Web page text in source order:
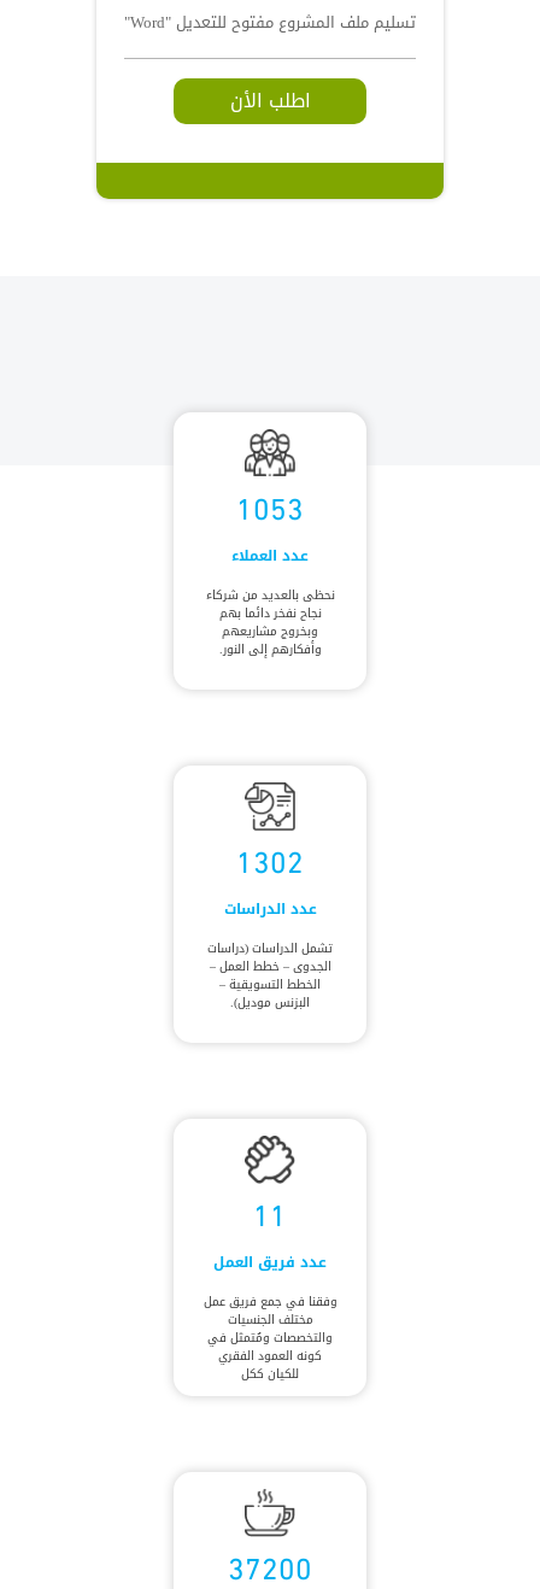
تسليم ملف المشروع مفتوح للتعديل "Word"
اطلب الأن
1053
عدد العملاء
نحظى بالعديد من شركاء
نجاح نفخر دائما بهم
وبخروج مشاريعهم
وأفكارهم إلى النور.
1302
عدد الدراسات
تشمل الدراسات (دراسات
الجدوى – خطط العمل –
الخطط التسويقية –
البزنس موديل).
11
عدد فريق العمل
وفقنا في جمع فريق عمل
مختلف الجنسيات
والتخصصات ومُتمثل في
كونه العمود الفقري
للكيان ككل
37200